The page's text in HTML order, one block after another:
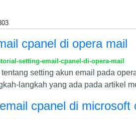
cpanel di opera mail
setting-email-cpanel-di-opera-mail
setting akun email pada
langkah yang ada pada artikel
cpanel di microsoft